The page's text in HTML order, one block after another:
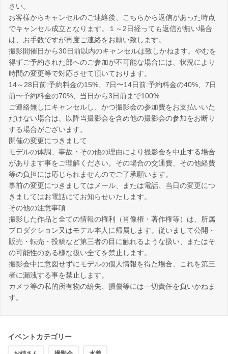
さい。
お客様からキャンセルのご連絡後、こちらから返信があった時点
でキャンセル成立となります。１～2日経っても返信が無い場合
は、お手数ですが再度ご連絡をお願い致します。
撮影開催日から30日前以内のキャンセルは致しかねます。やむを
得ずご予約された部へのご参加が不可能な場合には、状況により
時間の変更等で対応させて頂いております。
14～28日前:予約料金の15%、7日〜14日前:予約料金の40%、7日
前〜予約料金の70%、当日から3日前まで100%
ご連絡無しにキャンセルし、かつ撮影会の参加費をお支払いいた
だけない場合は、以降当撮影会を含め他の撮影会の参加をお断り
する場合がございます。
開催の変更につきまして
モデルの体調、事故・その他の理由により撮影会を中止する場合
があります事をご理解ください。その場合の交通費、その他経費
等の負担には応じられませんのでご了承願います。
事前の変更につきましてはメール、または電話、当日の変更につ
きましてはお電話にてお知らせいたします。
その他の注意事項
撮影した作品と全ての情報の権利（肖像権・著作権等）は、所属
プロダクション又はモデル本人に帰属します。従いまして公開・
販売・転売・投稿など第三者の目に触れるような扱い、またはそ
の可能性のある様な扱い全てを禁止します。
撮影会中に意図せずにモデルの個人情報を得た場合、これを第三
者に漏洩する事を禁止します。
カメラ等の私的所有物の紛失、損傷等には一切責任を負いかねま
す。
イベントカテゴリー